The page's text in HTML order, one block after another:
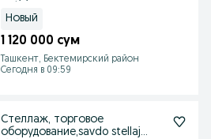
Новый
1 120 000 сум
Ташкент, Бектемирский район
Сегодня в 09:59
Стеллаж, торговое
оборудование,savdo stellaj